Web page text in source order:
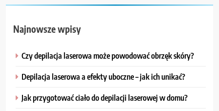
Najnowsze wpisy
Czy depilacja laserowa może powodować obrzęk skóry?
Depilacja laserowa a efekty uboczne – jak ich unikać?
Jak przygotować ciało do depilacji laserowej w domu?